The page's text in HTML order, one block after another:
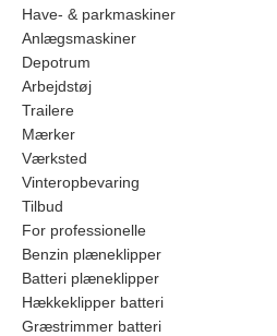
Have- & parkmaskiner
Anlægsmaskiner
Depotrum
Arbejdstøj
Trailere
Mærker
Værksted
Vinteropbevaring
Tilbud
For professionelle
Benzin plæneklipper
Batteri plæneklipper
Hækkeklipper batteri
Græstrimmer batteri